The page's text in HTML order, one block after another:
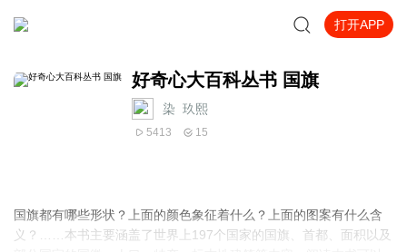
打开APP
好奇心大百科丛书 国旗
染_玖熙
5413 15
国旗都有哪些形状？上面的颜色象征着什么？上面的图案有什么含
义？……本书主要涵盖了世界上197个国家的国旗、首都、面积以及